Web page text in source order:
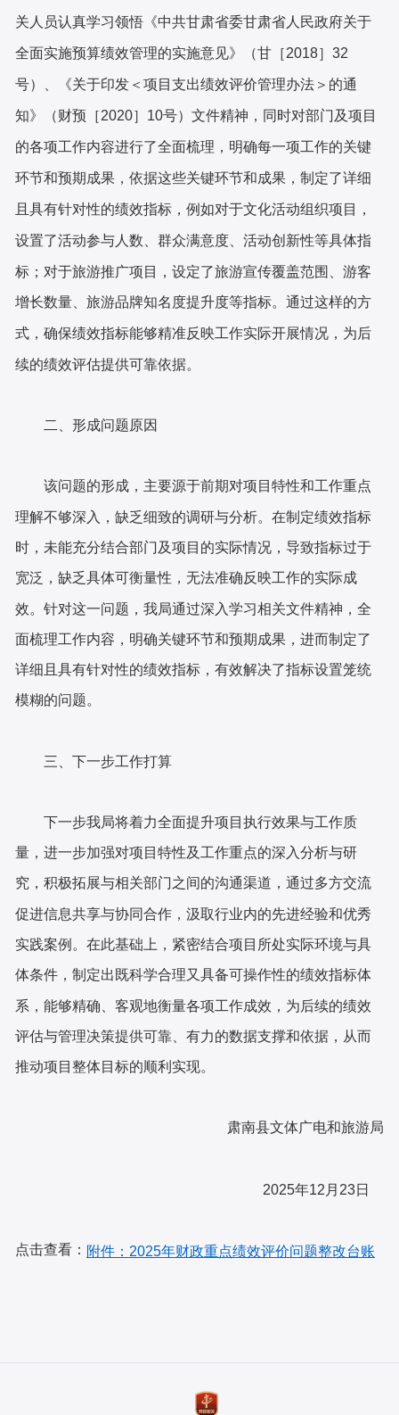
关人员认真学习领悟《中共甘肃省委甘肃省人民政府关于
全面实施预算绩效管理的实施意见》（甘［2018］32
号）、《关于印发＜项目支出绩效评价管理办法＞的通
知》（财预［2020］10号）文件精神，同时对部门及项目
的各项工作内容进行了全面梳理，明确每一项工作的关键
环节和预期成果，依据这些关键环节和成果，制定了详细
且具有针对性的绩效指标，例如对于文化活动组织项目，
设置了活动参与人数、群众满意度、活动创新性等具体指
标；对于旅游推广项目，设定了旅游宣传覆盖范围、游客
增长数量、旅游品牌知名度提升度等指标。通过这样的方
式，确保绩效指标能够精准反映工作实际开展情况，为后
续的绩效评估提供可靠依据。
二、形成问题原因
该问题的形成，主要源于前期对项目特性和工作重点
理解不够深入，缺乏细致的调研与分析。在制定绩效指标
时，未能充分结合部门及项目的实际情况，导致指标过于
宽泛，缺乏具体可衡量性，无法准确反映工作的实际成
效。针对这一问题，我局通过深入学习相关文件精神，全
面梳理工作内容，明确关键环节和预期成果，进而制定了
详细且具有针对性的绩效指标，有效解决了指标设置笼统
模糊的问题。
三、下一步工作打算
下一步我局将着力全面提升项目执行效果与工作质
量，进一步加强对项目特性及工作重点的深入分析与研
究，积极拓展与相关部门之间的沟通渠道，通过多方交流
促进信息共享与协同合作，汲取行业内的先进经验和优秀
实践案例。在此基础上，紧密结合项目所处实际环境与具
体条件，制定出既科学合理又具备可操作性的绩效指标体
系，能够精确、客观地衡量各项工作成效，为后续的绩效
评估与管理决策提供可靠、有力的数据支撑和依据，从而
推动项目整体目标的顺利实现。
肃南县文体广电和旅游局
2025年12月23日
点击查看： 附件：2025年财政重点绩效评价问题整改台账